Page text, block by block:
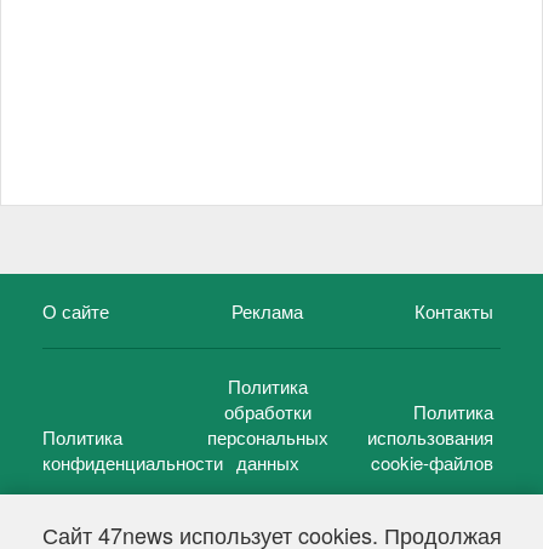
Сайт 47news использует cookies. Продолжая
О сайте Реклама Контакты
Политика
конфиденциальности
Политика
обработки
персональных
данных
Политика
использования
cookie-файлов